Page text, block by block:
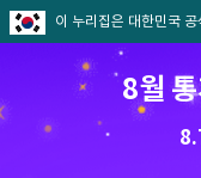
이 누리집은 대한민국
8월